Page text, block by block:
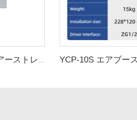
50L ASMEエアータンク ASME UMエアーストレージタンク 炭素鋼圧力容器メーカーからの製品